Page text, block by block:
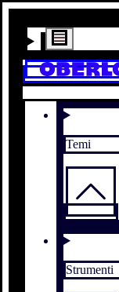
Temi
Strumenti